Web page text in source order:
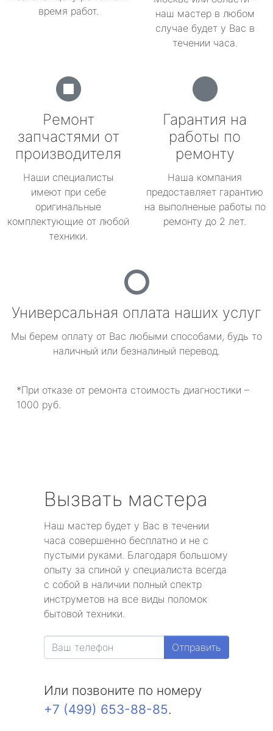
время работ.
наш мастер в любом
случае будет у Вас в
течении часа.
Ремонт
запчастями от
производителя
Наши специалисты
имеют при себе
оригинальные
комплектующие от любой
техники.
Гарантия на
работы по
ремонту
Наша компания
предоставляет гарантию
на выполненые работы по
ремонту до 2 лет.
Универсальная оплата наших услуг
Мы берем оплату от Вас любыми способами, будь то
наличный или безналиный перевод.
*При отказе от ремонта стоимость диагностики –
1000 руб.
Вызвать мастера
Наш мастер будет у Вас в течении
часа совершенно бесплатно и не с
пустыми руками. Благодаря большому
опыту за спиной у специалиста всегда
с собой в наличии полный спектр
инструметов на все виды поломок
бытовой техники.
Отправить
Или позвоните по номеру
+7 (499) 653-88-85.